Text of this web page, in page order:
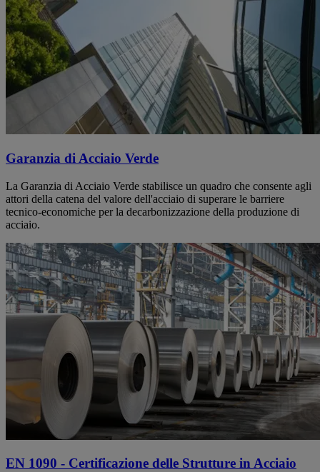
Garanzia di Acciaio Verde
La Garanzia di Acciaio Verde stabilisce un quadro che consente agli
attori della catena del valore dell'acciaio di superare le barriere
tecnico-economiche per la decarbonizzazione della produzione di
acciaio.
EN 1090 - Certificazione delle Strutture in Acciaio